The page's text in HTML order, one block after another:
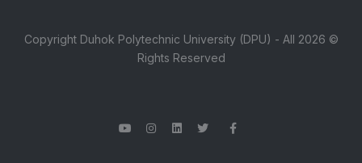
© 2026 Copyright Duhok Polytechnic University (DPU) - All
Rights Reserved